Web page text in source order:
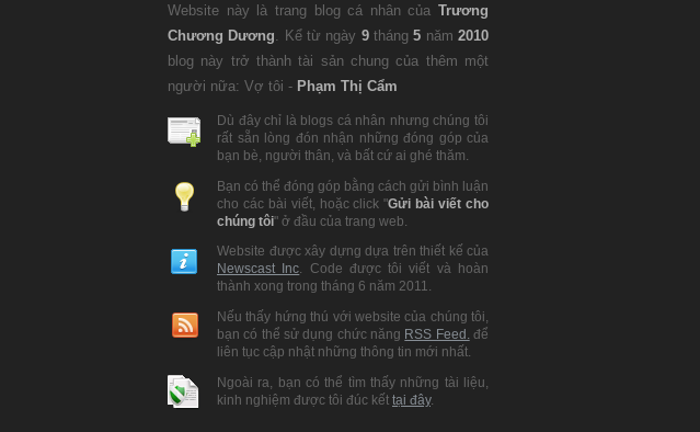
Website này là trang blog cá nhân của Trương
Chương Dương . Kể từ ngày 9tháng5 năm2010
blog này trở thành tài sản chung của thêm một
người nữa: Vợ tôi - Phạm Thị Cẩm
Dù đây chỉ là blogs cá nhân nhưng chúng tôi
rất sẵn lòng đón nhận những đóng góp của
bạn bè, người thân, và bất cứ ai ghé thăm.
Bạn có thể đóng góp bằng cách gửi bình luận
cho các bài viết, hoặc click "Gửi bài viết cho
chúng tôi" ở đầu của trang web.
Website được xây dựng dựa trên thiết kế của
Newscast Inc . Code được tôi viết và hoàn
thành xong trong tháng 6 năm 2011.
Nếu thấy hứng thú với website của chúng tôi,
bạn có thể sử dụng chức năng RSS Feed. để
liên tục cập nhật những thông tin mới nhất.
Ngoài ra, bạn có thể tìm thấy những tài liệu,
kinh nghiệm được tôi đúc kết tại đây.